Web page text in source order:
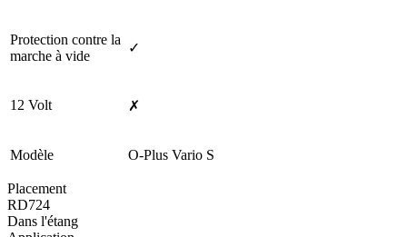
Protection contre la
marche à vide
✓
12 Volt ✗
Modèle O-Plus Vario S
Placement
RD724
Dans l'étang